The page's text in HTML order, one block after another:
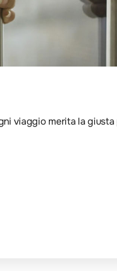
viaggio merita la